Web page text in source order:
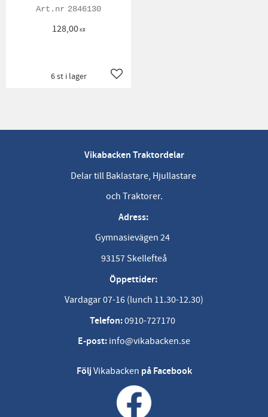
2846130
128,00KR
Lägg till i favoriter
6 st i lager
Vikabacken Traktordelar
Delar till Baklastare, Hjullastare
och Traktorer.
Adress:
Gymnasievägen 24
93157 Skellefteå
Öppettider:
Vardagar 07-16 (lunch 11.30-12.30)
Telefon:0910-727170
E-post: info@vikabacken.se
FöljVikabacken på Facebook